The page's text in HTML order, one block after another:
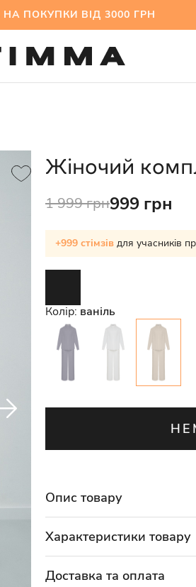
ПОКУПКИ ВІД 3000 ГРН
Жіночий
1 999 грн999 грн
+999 стімзів для учасників
Колір: ваніль
Опис товару
Характеристики товару
Доставка та оплата